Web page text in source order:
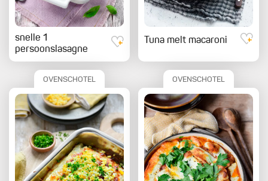
snelle 1
persoonslasagne
Tuna melt macaroni
OVENSCHOTEL OVENSCHOTEL